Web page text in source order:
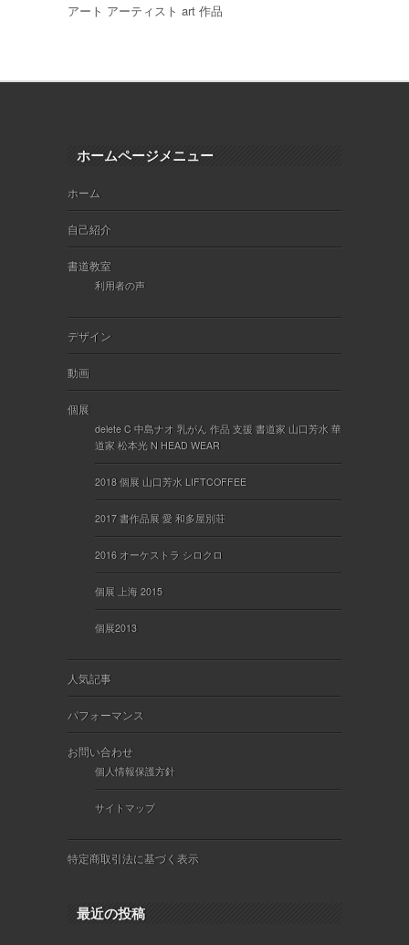
アート アーティスト art 作品
ホームページメニュー
ホーム
自己紹介
書道教室
利用者の声
デザイン
動画
個展
delete C 中島ナオ 乳がん 作品 支援 書道家 山口芳水 華
道家 松本光 N HEAD WEAR
2018 個展 山口芳水 LIFTCOFFEE
2017 書作品展 愛 和多屋別荘
2016 オーケストラ シロクロ
個展 上海 2015
個展2013
人気記事
パフォーマンス
お問い合わせ
個人情報保護方針
サイトマップ
特定商取引法に基づく表示
最近の投稿